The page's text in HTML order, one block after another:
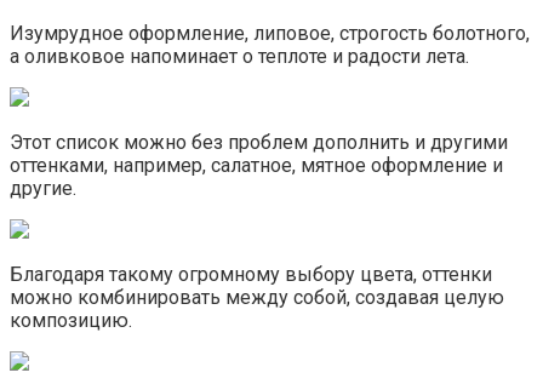
Изумрудное оформление, липовое, строгость болотного,
а оливковое напоминает о теплоте и радости лета.
Этот список можно без проблем дополнить и другими
оттенками, например, салатное, мятное оформление и
другие.
Благодаря такому огромному выбору цвета, оттенки
можно комбинировать между собой, создавая целую
композицию.